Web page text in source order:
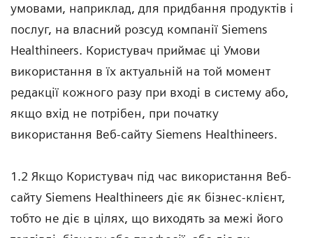
умовами, наприклад, для придбання продуктів і
послуг, на власний розсуд компанії Siemens
Healthineers. Користувач приймає ці Умови
використання в їх актуальній на той момент
редакції кожного разу при вході в систему або,
якщо вхід не потрібен, при початку
використання Веб-сайту Siemens Healthineers.
1.2 Якщо Користувач під час використання Веб-
сайту Siemens Healthineers діє як бізнес-клієнт,
тобто не діє в цілях, що виходять за межі його